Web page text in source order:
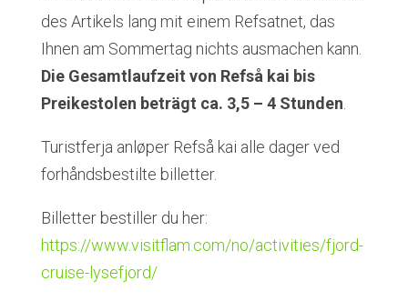
des Artikels lang mit einem Refsatnet, das
Ihnen am Sommertag nichts ausmachen kann.
Die Gesamtlaufzeit von Refså kai bis
Preikestolen beträgt ca. 3,5 – 4 Stunden
Turistferja anløper Refså kai alle dager ved
forhåndsbestilte billetter.
Billetter bestiller du her:
https://www.visitflam.com/no/activities/fjord-
cruise-lysefjord/